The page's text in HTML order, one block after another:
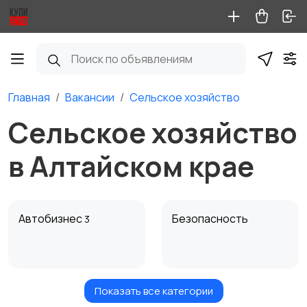
Главная Вакансии Сельское хозяйство
Сельское хозяйство
в Алтайском крае
Автобизнес 3 Безопасность
Бытовые услуги и
Высший менеджмент
Показать все категории